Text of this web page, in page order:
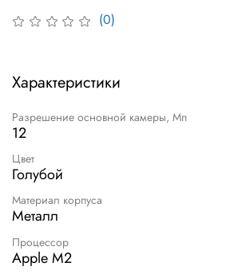
(0)
Характеристики
Разрешение основной камеры, Мп
12
Цвет
Голубой
Материал корпуса
Металл
Процессор
Apple M2